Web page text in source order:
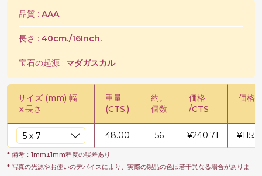
品質 : AAA
長さ : 40cm./16Inch.
宝石の起源 : マダガスカル
サイズ (mm) 幅
x長さ
重量
(CTS.)
約。
個数
価格
/CTS
価格 /
48.00 56 ¥240.71 ¥
* 備考：1mm±1mm程度の誤差あり
* 写真の光源やお使いのデバイスにより、実際の製品の色は若干異なる場合がありま